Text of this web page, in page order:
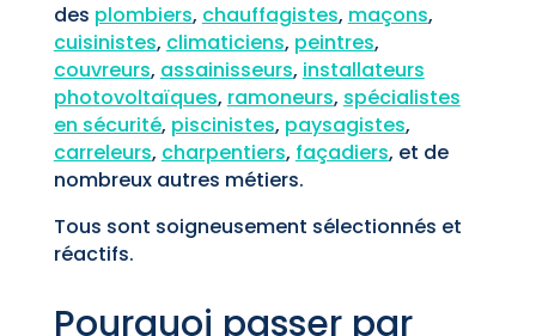
des plombiers, chauffagistes, maçons,
cuisinistes, climaticiens, peintres,
couvreurs, assainisseurs, installateurs
photovoltaïques, ramoneurs, spécialistes
en sécurité, piscinistes, paysagistes,
carreleurs, charpentiers, façadiers, et de
nombreux autres métiers.
Tous sont soigneusement sélectionnés et
réactifs.
Pourquoi passer par